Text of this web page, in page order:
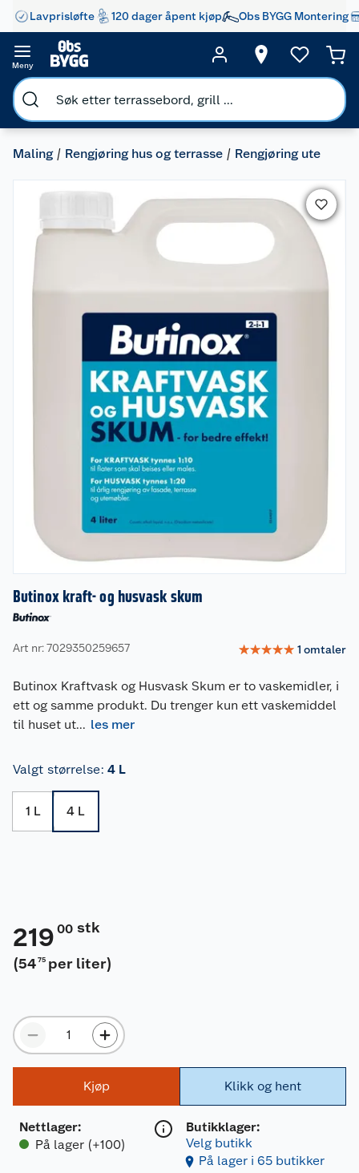
Lavprisløfte 120 dager åpent kjøp Obs BYGG Montering
Meny
Maling Rengjøring hus og terrasse Rengjøring ute
Butinox kraft- og husvask skum
Art nr: 7029350259657 ☆☆☆☆☆ 1 omtaler
Butinox Kraftvask og Husvask Skum er to vaskemidler, i
ett og samme produkt. Du trenger kun ett vaskemiddel
til huset ut... les mer
Valgt størrelse: 4 L
1 L 4 L
219 00 stk
(54 75 per liter)
Kjøp
Nettlager:
På lager (+100)
Klikk og hent
Butikklager:
Velg butikk
På lager i 65 butikker